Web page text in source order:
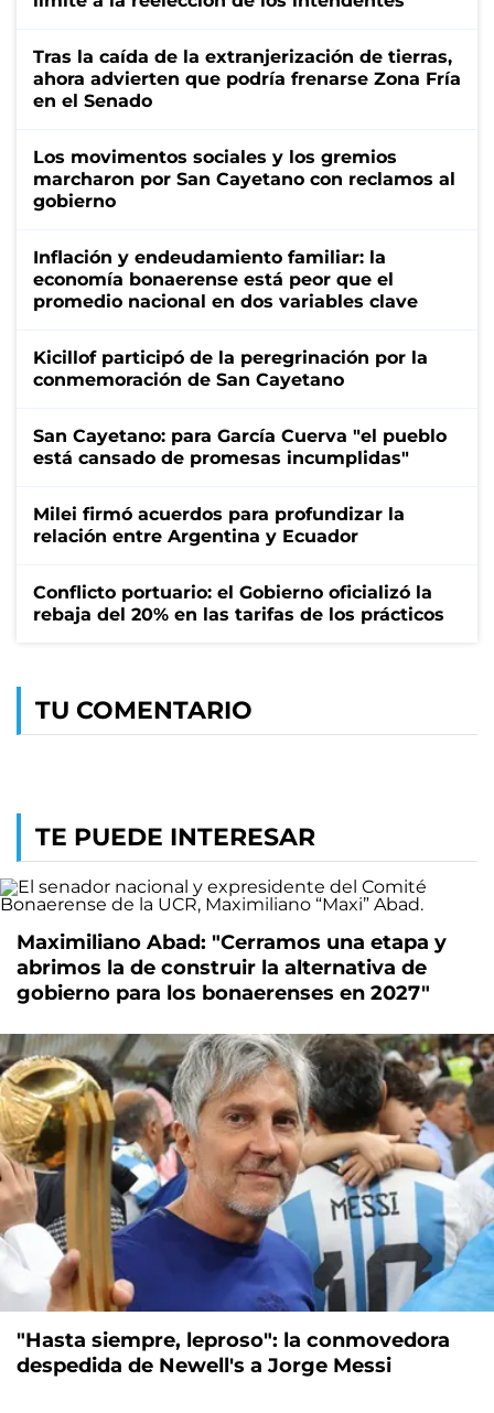
Tras la caída de la extranjerización de tierras,
ahora advierten que podría frenarse Zona Fría
en el Senado
Los movimentos sociales y los gremios
marcharon por San Cayetano con reclamos al
gobierno
Inflación y endeudamiento familiar: la
economía bonaerense está peor que el
promedio nacional en dos variables clave
Kicillof participó de la peregrinación por la
conmemoración de San Cayetano
San Cayetano: para García Cuerva "el pueblo
está cansado de promesas incumplidas"
Milei firmó acuerdos para profundizar la
relación entre Argentina y Ecuador
Conflicto portuario: el Gobierno oficializó la
rebaja del 20% en las tarifas de los prácticos
TU COMENTARIO
TE PUEDE INTERESAR
Maximiliano Abad: "Cerramos una etapa y
abrimos la de construir la alternativa de
gobierno para los bonaerenses en 2027"
"Hasta siempre, leproso": la conmovedora
despedida de Newell's a Jorge Messi